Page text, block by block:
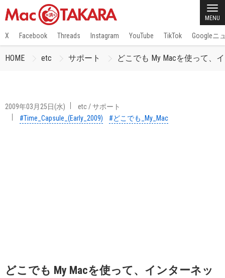
MENU
X Facebook Threads Instagram YouTube TikTok Googleニ
HOME etc サポート どこでも My Macを使って、
2009年03月25日(水) etc/サポート
#Time_Capsule_(Early_2009)
#どこでも_My_Mac
どこでも My Macを使って、インターネッ